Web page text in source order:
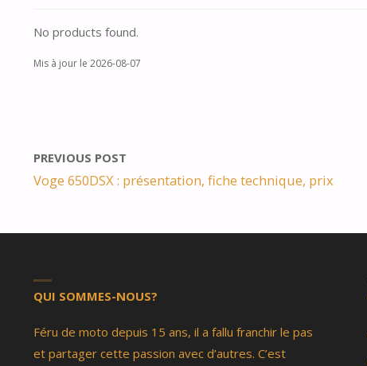
No products found.
Mis à jour le 2026-08-07
PREVIOUS POST
Voge 650DSX : présentation, fiche technique, prix
QUI SOMMES-NOUS?
Féru de moto depuis 15 ans, il a fallu franchir le pas
et partager cette passion avec d’autres. C’est